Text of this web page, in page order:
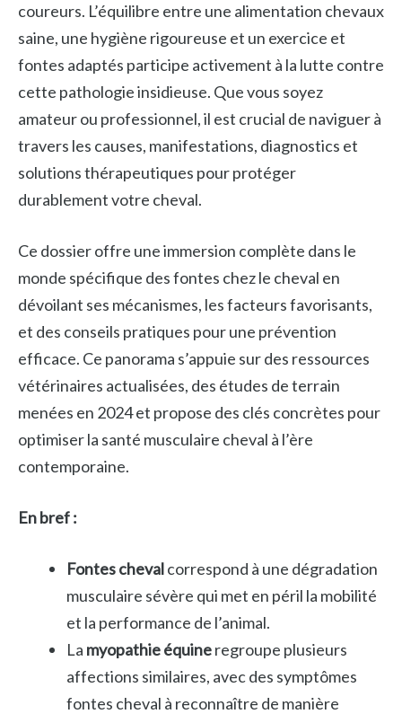
coureurs. L’équilibre entre une alimentation chevaux
saine, une hygiène rigoureuse et un exercice et
fontes adaptés participe activement à la lutte contre
cette pathologie insidieuse. Que vous soyez
amateur ou professionnel, il est crucial de naviguer à
travers les causes, manifestations, diagnostics et
solutions thérapeutiques pour protéger
durablement votre cheval.
Ce dossier offre une immersion complète dans le
monde spécifique des fontes chez le cheval en
dévoilant ses mécanismes, les facteurs favorisants,
et des conseils pratiques pour une prévention
efficace. Ce panorama s’appuie sur des ressources
vétérinaires actualisées, des études de terrain
menées en 2024 et propose des clés concrètes pour
optimiser la santé musculaire cheval à l’ère
contemporaine.
En bref :
Fontes chevalcorrespond à une dégradation
musculaire sévère qui met en péril la mobilité
et la performance de l’animal.
La myopathie équineregroupe plusieurs
affections similaires, avec des symptômes
fontes cheval à reconnaître de manière